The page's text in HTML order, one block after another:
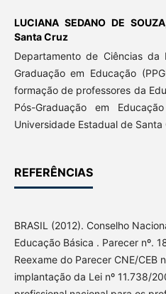
LUCIANA SEDANO DE
Santa Cruz
Departamento de Ciências da
Graduação em Educação
formação de professores da
Pós-Graduação em
Universidade Estadual de Santa
REFERÊNCIAS
BRASIL (2012). Conselho
Educação Básica . Parecer nº.
Reexame do Parecer CNE/CEB
implantação da Lei nº 11.738/